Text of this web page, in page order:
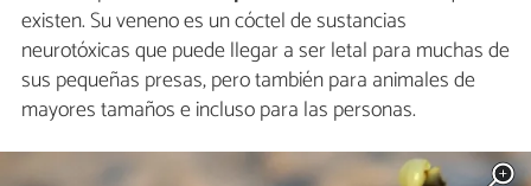
existen. Su veneno es un cóctel de sustancias
neurotóxicas que puede llegar a ser letal para muchas de
sus pequeñas presas, pero también para animales de
mayores tamaños e incluso para las personas.